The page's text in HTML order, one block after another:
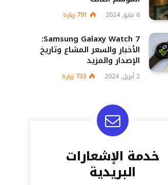
6 مايو, 2024 791 زيارة
Samsung Galaxy Watch 7:
الأخبار والسعر المشاع وتاريخ
الإصدار والمزيد
2 أبريل, 2024 733 زيارة
خدمة الإشعارات
البريدية